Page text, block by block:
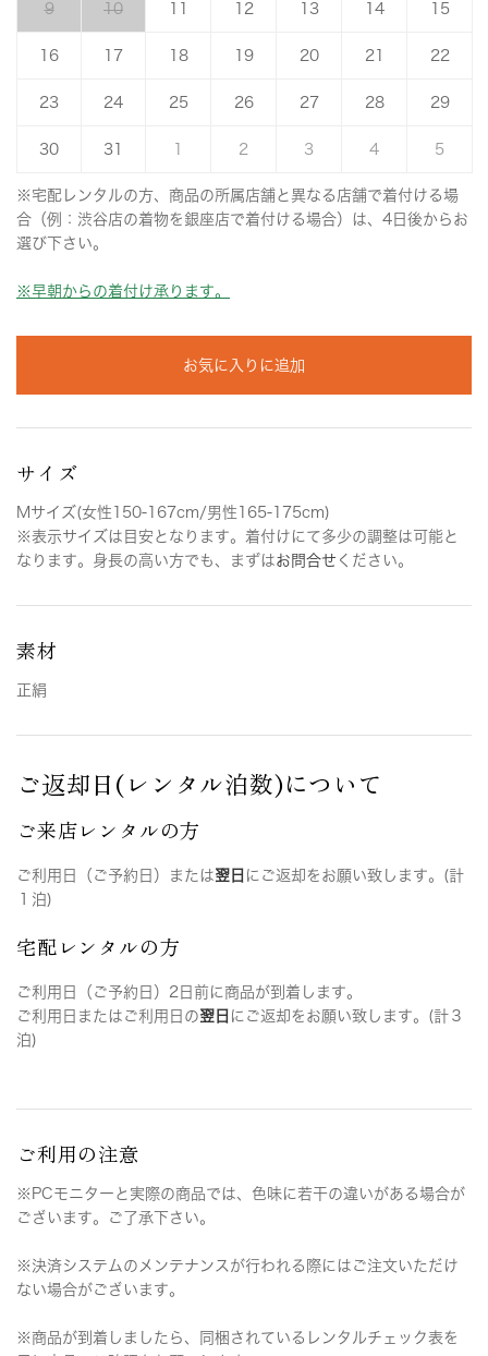
9 10 12 13 14 15
16 17 18 19 20 21 22
23 24 25 26 27 28 29
30 31 2 3 4 5
※宅配レンタルの方、商品の所属店舗と異なる店舗で着付ける場
合（例：渋谷店の着物を銀座店で着付ける場合）は、4日後からお
選び下さい。
※早朝からの着付け承ります。
お気に入りに追加
サイズ
Mサイズ(女性150-167cm/男性165-175cm)
※表示サイズは目安となります。着付けにて多少の調整は可能と
なります。身長の高い方でも、まずはお問合せ ください。
素材
正絹
ご返却日(レンタル泊数)について
ご来店レンタルの方
ご利用日（ご予約日）または翌日 にご返却をお願い致します。(計
１泊)
宅配レンタルの方
ご利用日（ご予約日）2日前に商品が到着します。
ご利用日またはご利用日の翌日 にご返却をお願い致します。(計３
泊)
ご利用の注意
※PCモニターと実際の商品では、色味に若干の違いがある場合が
ございます。ご了承下さい。
※決済システムのメンテナンスが行われる際にはご注文いただけ
ない場合がございます。
※商品が到着しましたら、同梱されているレンタルチェック表を